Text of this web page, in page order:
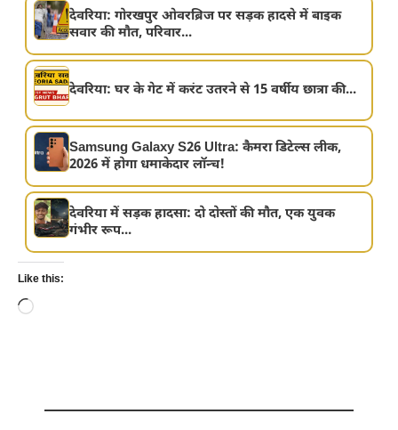
देवरिया: गोरखपुर ओवरब्रिज पर सड़क हादसे में बाइक
सवार की मौत, परिवार...
देवरिया: घर के गेट में करंट उतरने से 15 वर्षीय छात्रा की...
Samsung Galaxy S26 Ultra: कैमरा डिटेल्स लीक,
2026 में होगा धमाकेदार लॉन्च!
देवरिया में सड़क हादसा: दो दोस्तों की मौत, एक युवक
गंभीर रूप...
Like this:
Loading…